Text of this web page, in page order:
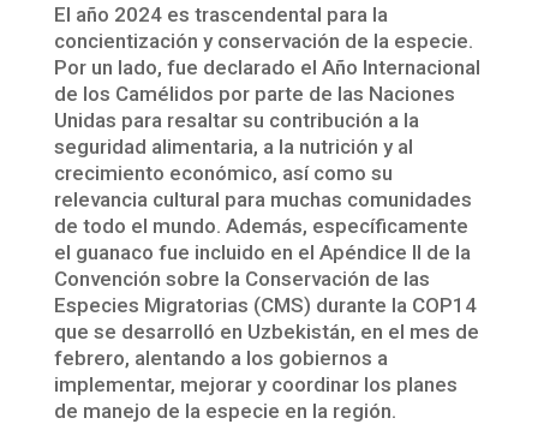
El año 2024 es trascendental para la
concientización y conservación de la especie.
Por un lado, fue declarado el Año Internacional
de los Camélidos por parte de las Naciones
Unidas para resaltar su contribución a la
seguridad alimentaria, a la nutrición y al
crecimiento económico, así como su
relevancia cultural para muchas comunidades
de todo el mundo. Además, específicamente
el guanaco fue incluido en el Apéndice II de la
Convención sobre la Conservación de las
Especies Migratorias (CMS) durante la COP14
que se desarrolló en Uzbekistán, en el mes de
febrero, alentando a los gobiernos a
implementar, mejorar y coordinar los planes
de manejo de la especie en la región.